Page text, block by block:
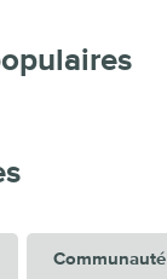
Communauté